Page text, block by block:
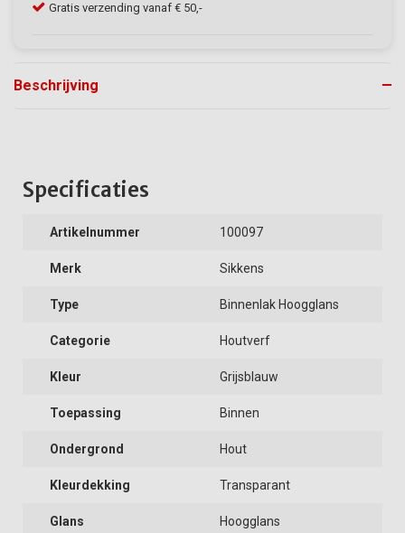
Gratis verzending vanaf € 50,-
Beschrijving
Specificaties
Artikelnummer 100097
Merk Sikkens
Type Binnenlak Hoogglans
Categorie Houtverf
Kleur Grijsblauw
Toepassing Binnen
Ondergrond Hout
Kleurdekking Transparant
Glans Hoogglans